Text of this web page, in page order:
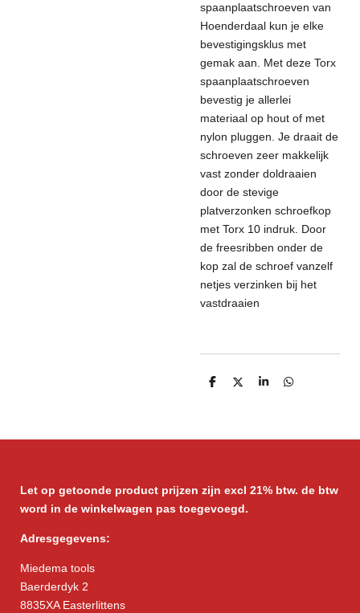
spaanplaatschroeven van
Hoenderdaal kun je elke
bevestigingsklus met
gemak aan. Met deze Torx
spaanplaatschroeven
bevestig je allerlei
materiaal op hout of met
nylon pluggen. Je draait de
schroeven zeer makkelijk
vast zonder doldraaien
door de stevige
platverzonken schroefkop
met Torx 10 indruk. Door
de freesribben onder de
kop zal de schroef vanzelf
netjes verzinken bij het
vastdraaien
D
D
S
D
Let op getoonde product prijzen zijn excl 21% btw. de btw
word in de winkelwagen pas toegevoegd.
Adresgegevens:
Miedema tools
Baerderdyk 2
8835XA Easterlittens